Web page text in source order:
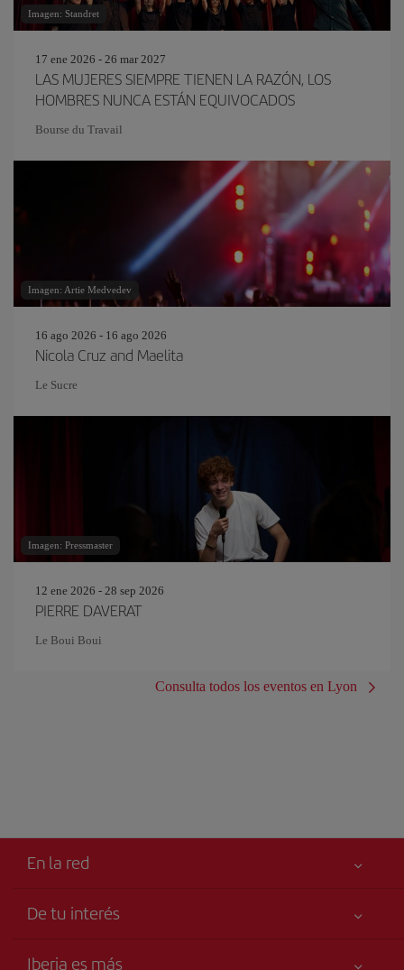
Imagen: Standret
17 ene 2026 - 26 mar 2027
LAS MUJERES SIEMPRE TIENEN LA RAZÓN, LOS
HOMBRES NUNCA ESTÁN EQUIVOCADOS
Bourse du Travail
Imagen: Artie Medvedev
16 ago 2026 - 16 ago 2026
Nicola Cruz and Maelita
Le Sucre
Imagen: Pressmaster
12 ene 2026 - 28 sep 2026
PIERRE DAVERAT
Le Boui Boui
Consulta todos los eventos en Lyon
En la red
De tu interés
Iberia es más